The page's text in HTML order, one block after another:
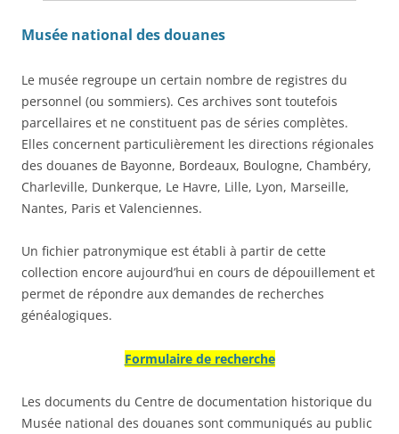
Musée national des douanes
Le musée regroupe un certain nombre de registres du
personnel (ou sommiers). Ces archives sont toutefois
parcellaires et ne constituent pas de séries complètes.
Elles concernent particulièrement les directions régionales
des douanes de Bayonne, Bordeaux, Boulogne, Chambéry,
Charleville, Dunkerque, Le Havre, Lille, Lyon, Marseille,
Nantes, Paris et Valenciennes.
Un fichier patronymique est établi à partir de cette
collection encore aujourd’hui en cours de dépouillement et
permet de répondre aux demandes de recherches
généalogiques.
Formulaire de recherche
Les documents du Centre de documentation historique du
Musée national des douanes sont communiqués au public